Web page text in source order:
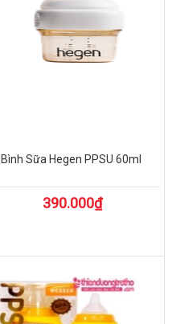
Bình Sữa Hegen PPSU 60ml
390.000₫